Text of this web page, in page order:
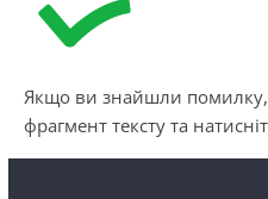
Якщо ви знайшли помилку,
фрагмент тексту та